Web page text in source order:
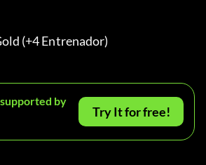
(+4 Entrenador)
by
Try It for free!